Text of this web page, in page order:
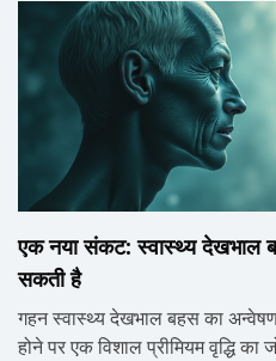
एक नया संकट: स्वास्थ्य देखभाल
सकती है
गहन स्वास्थ्य देखभाल बहस का
होने पर एक विशाल प्रीमियम वृद्धि